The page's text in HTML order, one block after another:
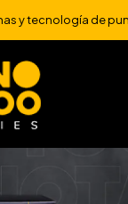
y tecnología de